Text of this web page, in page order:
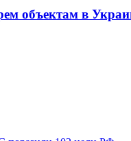
объектам в